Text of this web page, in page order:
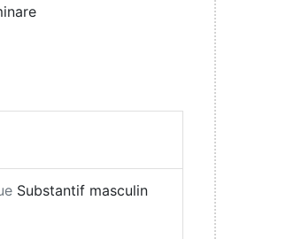
Substantif masculin